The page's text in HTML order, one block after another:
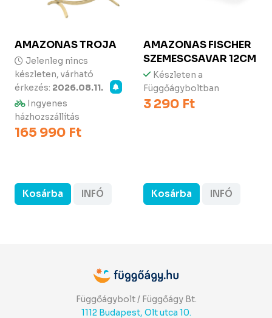
AMAZONASTROJA
Jelenleg nincs
készleten, várható
érkezés: 2026.08.11.
Ingyenes
házhozszállítás
165 990 Ft
Kosárba INFÓ
AMAZONAS FISCHER
SZEMESCSAVAR 12CM
Készleten a
Függőágyboltban
3 290 Ft
Kosárba INFÓ
Függőágybolt / Függőágy Bt.
1112 Budapest, Olt utca 10.